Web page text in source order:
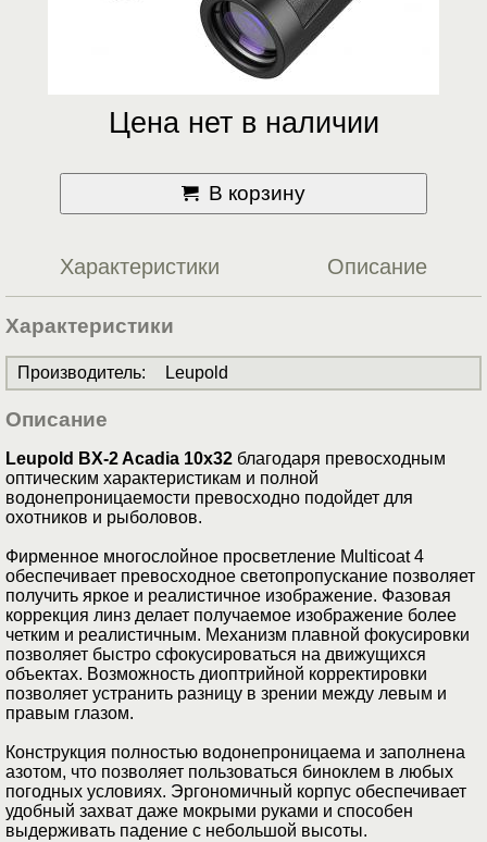
Цена нет в наличии
В корзину
Характеристики Описание
Характеристики
Производитель: Leupold
Описание
Leupold BX-2 Acadia 10x32 благодаря превосходным
оптическим характеристикам и полной
водонепроницаемости превосходно подойдет для
охотников и рыболовов.
Фирменное многослойное просветление Multicoat 4
обеспечивает превосходное светопропускание позволяет
получить яркое и реалистичное изображение. Фазовая
коррекция линз делает получаемое изображение более
четким и реалистичным. Механизм плавной фокусировки
позволяет быстро сфокусироваться на движущихся
объектах. Возможность диоптрийной корректировки
позволяет устранить разницу в зрении между левым и
правым глазом.
Конструкция полностью водонепроницаема и заполнена
азотом, что позволяет пользоваться биноклем в любых
погодных условиях. Эргономичный корпус обеспечивает
удобный захват даже мокрыми руками и способен
выдерживать падение с небольшой высоты.